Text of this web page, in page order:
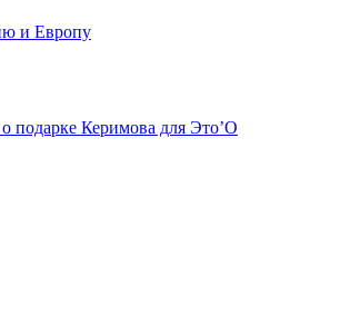
и Европу
подарке Керимова для Это’О